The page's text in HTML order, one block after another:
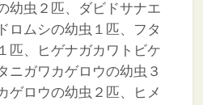
幼虫２匹、ダビドサナエ
ロムシの幼虫１匹、フタ
匹、ヒゲナガカワトビケ
ニガワカゲロウの幼虫３
ゲロウの幼虫２匹、ヒメ